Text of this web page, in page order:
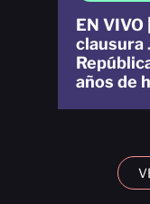
EN
clausura
años de